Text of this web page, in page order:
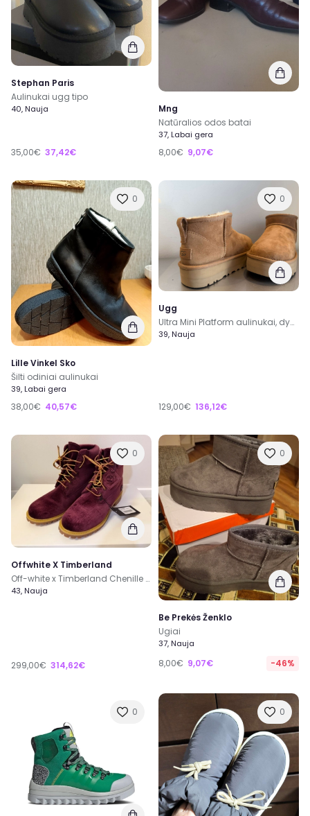
Stephan Paris
Aulinukai ugg tipo
40, Nauja
35,00€ 37,42€
Mng
Natūralios odos batai
37, Labai gera
8,00€ 9,07€
0
Lille Vinkel Sko
Šilti odiniai aulinukai
39, Labai gera
38,00€ 40,57€
0
Ugg
Ultra Mini Platform aulinukai, dydis 39, visiškai nauji
39, Nauja
129,00€ 136,12€
0
Offwhite X Timberland
Off-white x Timberland Chenille Combat aulinukai
43, Nauja
299,00€ 314,62€
0
Be Prekės Ženklo
Ugiai
37, Nauja
8,00€ 9,07€ -46%
0 0